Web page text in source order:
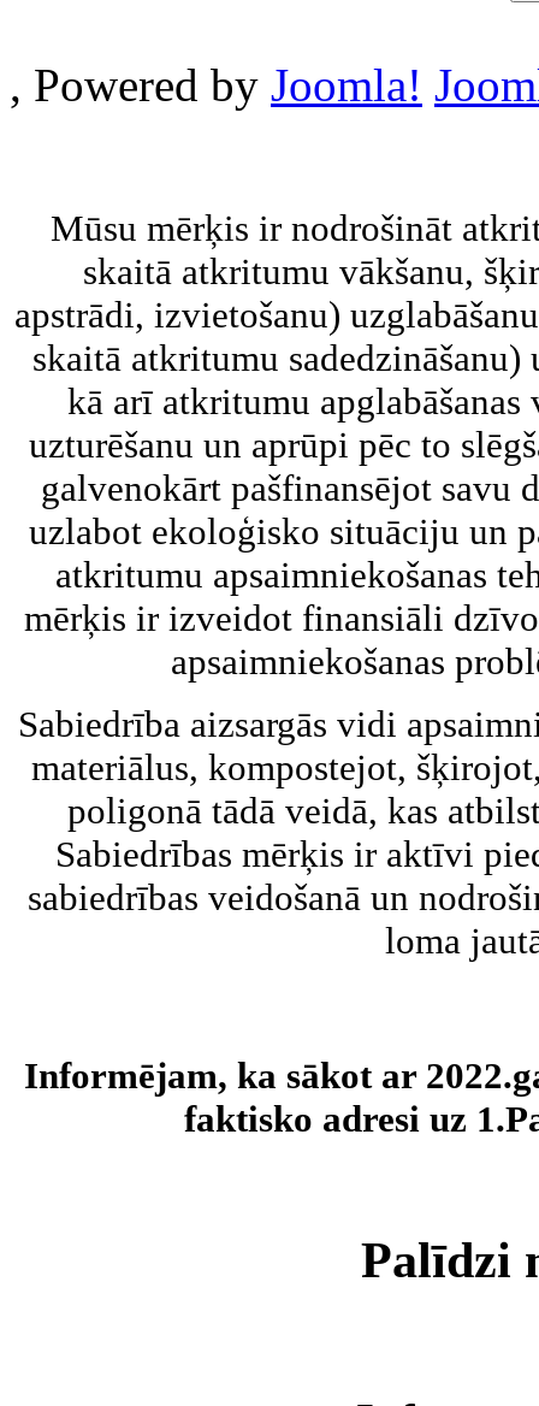
, Powered by Joomla!
Mūsu mērķis ir nodrošināt
skaitā atkritumu vākšanu,
apstrādi, izvietošanu)
skaitā atkritumu
kā arī atkritumu
uzturēšanu un aprūpi pēc to
galvenokārt pašfinansējot savu
uzlabot ekoloģisko situāciju un
atkritumu apsaimniekošanas
mērķis ir izveidot finansiāli
apsaimniekošanas
Sabiedrība aizsargās vidi
materiālus, kompostejot,
poligonā tādā veidā, kas
Sabiedrības mērķis ir aktīvi
sabiedrības veidošanā un
loma
Informējam, ka sākot ar
faktisko adresi uz
Palīdzi